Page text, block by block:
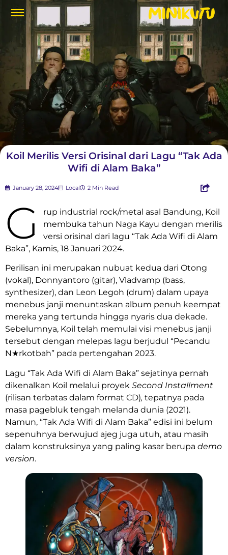
Koil Merilis Versi Orisinal dari Lagu “Tak Ada
Wifi di Alam Baka”
January 28, 2024 Local 2 Min Read
G
rup industrial rock/metal asal Bandung, Koil
membuka tahun Naga Kayu dengan merilis
versi orisinal dari lagu “Tak Ada Wifi di Alam
Baka”, Kamis, 18 Januari 2024.
Perilisan ini merupakan nubuat kedua dari Otong
(vokal), Donnyantoro (gitar), Vladvamp (bass,
synthesizer), dan Leon Legoh (drum) dalam upaya
menebus janji menuntaskan album penuh keempat
mereka yang tertunda hingga nyaris dua dekade.
Sebelumnya, Koil telah memulai visi menebus janji
tersebut dengan melepas lagu berjudul “Pecandu
N★rkotbah” pada pertengahan 2023.
Lagu “Tak Ada Wifi di Alam Baka” sejatinya pernah
dikenalkan Koil melalui proyek Second Installment
(rilisan terbatas dalam format CD), tepatnya pada
masa pagebluk tengah melanda dunia (2021).
Namun, “Tak Ada Wifi di Alam Baka” edisi ini belum
sepenuhnya berwujud ajeg juga utuh, atau masih
dalam konstruksinya yang paling kasar berupa demo
version.